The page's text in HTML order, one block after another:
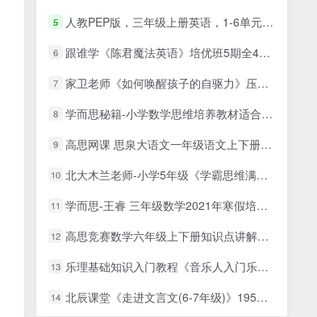
5 人教PEP版，三年级上册英语，1-6单元课本单词表+常用语，标准朗读MP3音频文件
6 跟谁学《陈君魔法英语》培优班5期全40集视频课程
7 家卫老师《如何唤醒孩子的自驱力》压力/动力/惯性/唤醒系统
8 学而思秘籍-小学数学思维培养教材适合小学1+2年级 视频课程+PDF讲义 完结版本百度网盘下载
9 高思网课 思泉大语文一年级语文上下册课本配套学习视频合集百度网盘下载
10 北大木兰老师-小学5年级《学霸思维满分数学》全国通用版
11 学而思-王睿 三年级数学2021年寒假培优勤思在线
12 高思竞赛数学六年级上下册知识点讲解视频课程全集(百度网盘下载 32章)
13 乐理基础知识入门教程《音乐人入门乐理通关手册教程》视频
14 北辰课堂《走进文言文(6-7年级)》195篇文言文精讲视频课程资源合计5.82GB